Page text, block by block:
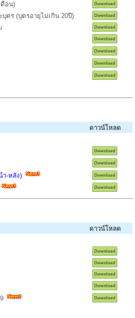
ดือน)
ตร (บุตรอายุไม่เกิน 20ปี)
ดาวน์โหลด
-หลัง)
ดาวน์โหลด